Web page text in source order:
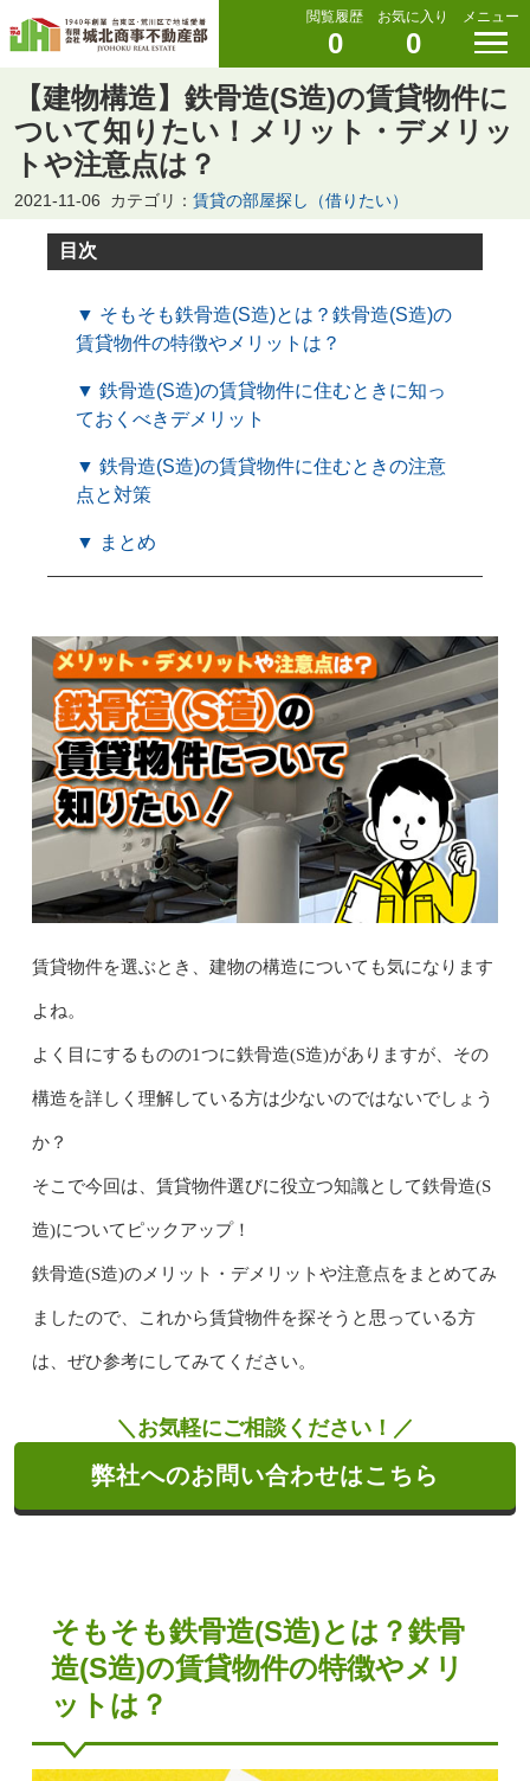
閲覧履歴
0
お気に入り
0
メニュー
【建物構造】鉄骨造(S造)の賃貸物件に
ついて知りたい！メリット・デメリッ
トや注意点は？
2021-11-06 カテゴリ： 賃貸の部屋探し（借りたい）
目次
▼ そもそも鉄骨造(S造)とは？鉄骨造(S造)の
賃貸物件の特徴やメリットは？
▼ 鉄骨造(S造)の賃貸物件に住むときに知っ
ておくべきデメリット
▼ 鉄骨造(S造)の賃貸物件に住むときの注意
点と対策
▼ まとめ
賃貸物件を選ぶとき、建物の構造についても気になります
よね。
よく目にするものの1つに鉄骨造(S造)がありますが、その
構造を詳しく理解している方は少ないのではないでしょう
か？
そこで今回は、賃貸物件選びに役立つ知識として鉄骨造(S
造)についてピックアップ！
鉄骨造(S造)のメリット・デメリットや注意点をまとめてみ
ましたので、これから賃貸物件を探そうと思っている方
は、ぜひ参考にしてみてください。
＼お気軽にご相談ください！／
弊社へのお問い合わせはこちら
そもそも鉄骨造(S造)とは？鉄骨
造(S造)の賃貸物件の特徴やメリ
ットは？